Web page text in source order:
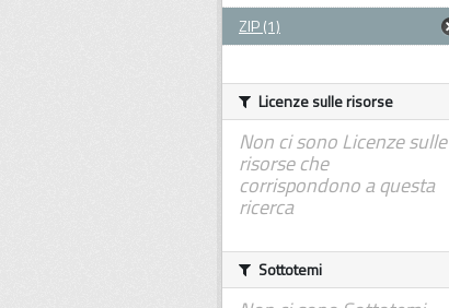
ZIP (1)
Licenze sulle risorse
Non ci sono Licenze sulle
risorse che
corrispondono a questa
ricerca
Sottotemi